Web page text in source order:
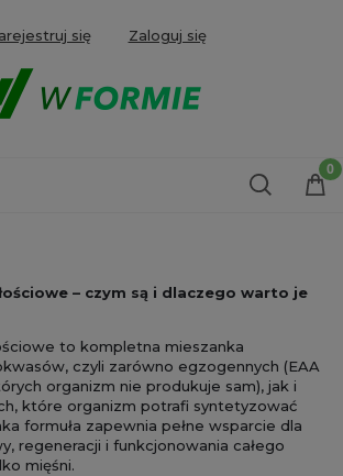
się Zaloguj się
– czym są i dlaczego warto je
to kompletna mieszanka
czyli zarówno egzogennych (EAA
organizm nie produkuje sam), jak i
które organizm potrafi syntetyzować
formuła zapewnia pełne wsparcie dla
regeneracji i funkcjonowania całego
mięśni.